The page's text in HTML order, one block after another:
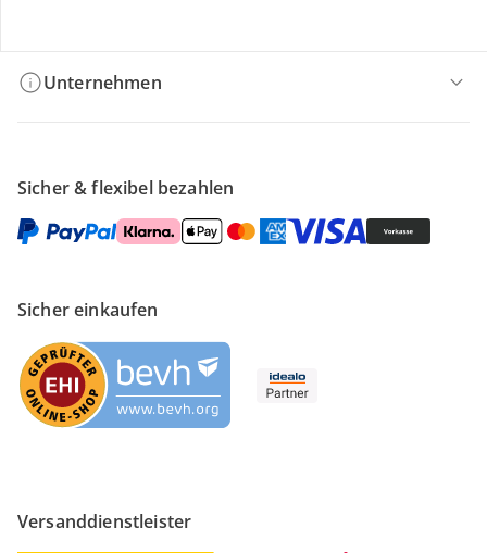
Unternehmen
Sicher & flexibel bezahlen
Sicher einkaufen
Versanddienstleister